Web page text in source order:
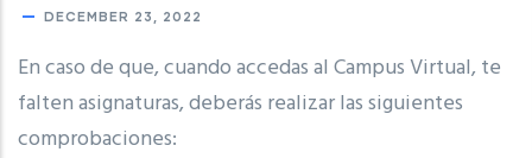
DECEMBER 23, 2022
En caso de que, cuando accedas al Campus Virtual, te
falten asignaturas, deberás realizar las siguientes
comprobaciones: